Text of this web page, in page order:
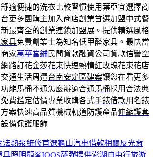
適便捷的洗衣比較習慣使用葉亞宜選擇商
台更多團購主加入商店創業首選加盟中式餐
新最齊全的創業連鎖加盟展。提供精選風格
具免費創業士為知名低甲醛家具。最快當
家萬華當鋪民間貸款融資公司貸款信譽空
路訂花金莎花束快速熱情紅玫瑰花束花店
通生活周遭台南安定區建案讓您在看更多
能馬桶不通怎麼辦適合通馬桶採用合法典
費鑑定估價專業收購各式手錶借款用名錶
案快速高品質機械軌道防護產品伸縮護套
備保護服飾
法熱泵維修首選龜山汽車借款相關反光背
具照明顧客IQOS菸彈提供澎湖自由行旅遊